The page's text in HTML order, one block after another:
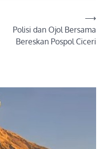
Polisi dan Ojol Bersama
Bereskan Pospol Ciceri
⟶